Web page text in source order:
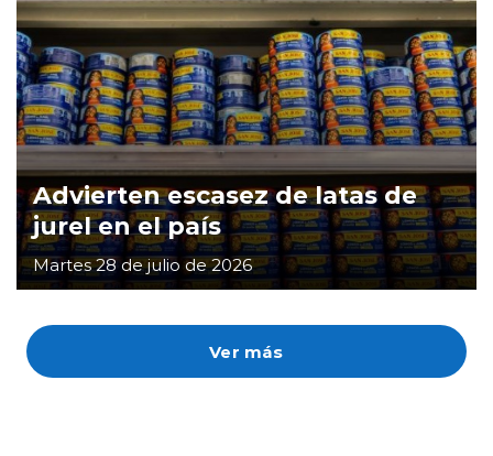
Ver más
Advierten escasez de latas de
jurel en el país
Martes 28 de julio de 2026